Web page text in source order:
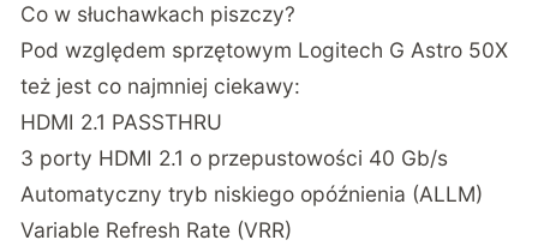
Co w słuchawkach piszczy?
Pod względem sprzętowym Logitech G Astro 50X
też jest co najmniej ciekawy:
HDMI 2.1 PASSTHRU
3 porty HDMI 2.1 o przepustowości 40 Gb/s
Automatyczny tryb niskiego opóźnienia (ALLM)
Variable Refresh Rate (VRR)